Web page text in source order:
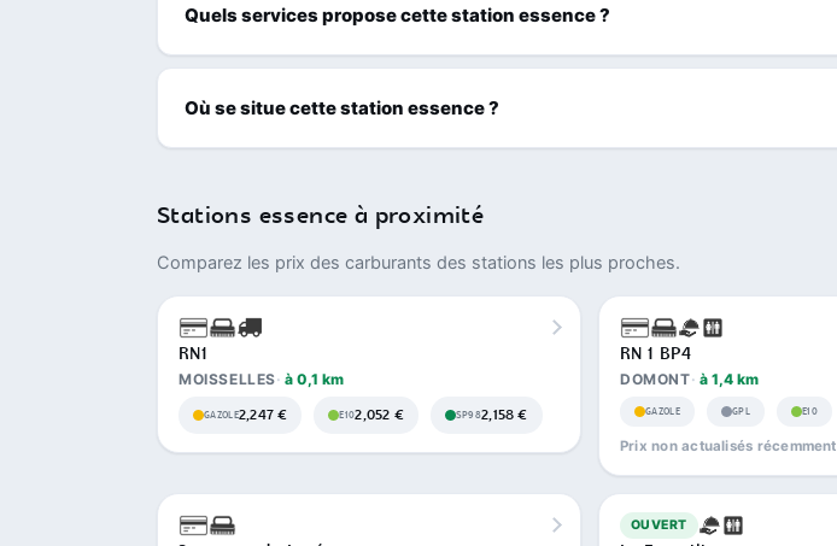
Quels services propose cette station essence ?
Où se situe cette station essence ?
Stations essence à proximité
Comparez les prix des carburants des stations les plus proches.
RN1
MOISSELLES à 0,1 km
GAZOLE2,247 € E102,052 € SP982,158 €
RN 1 BP4
DOMONT à 1,4 km
GAZOLE GPL E10
Prix non actualisés récemment
OUVERT